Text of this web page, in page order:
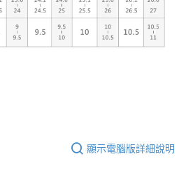
顯示電腦版詳細說明